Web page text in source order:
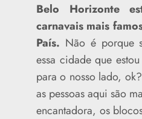
Belo Horizonte
carnavais mais
País. Não é porque
essa cidade que estou
para o nosso lado,
as pessoas aqui são
encantadora, os